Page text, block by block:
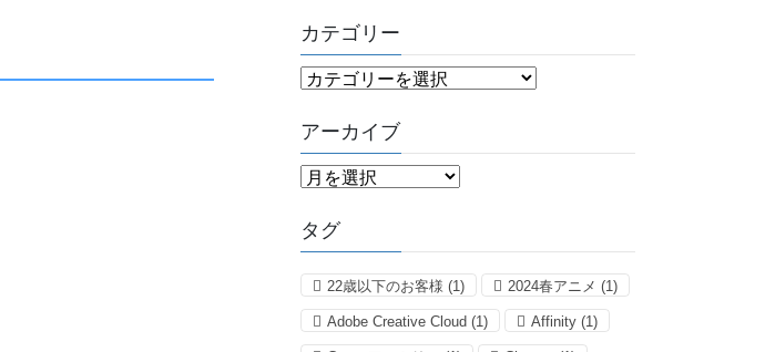
カテゴリー
カ
テ
ゴ
リ
ー
アーカイブ
ア
ー
カ
イ
ブ
タグ
22歳以下のお客様 (1) 2024春アニメ (1)
Adobe Creative Cloud (1) Affinity (1)